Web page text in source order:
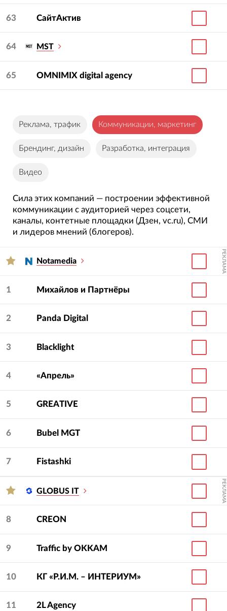
63 СайтАктив
64 MST
65 OMNIMIX digital agency
Реклама, трафик Коммуникации, маркетинг
Брендинг, дизайн Разработка, интеграция
Видео
Сила этих компаний — построении эффективной
коммуникации с аудиторией через соцсети,
каналы, контетные площадки (Дзен, vc.ru), СМИ
и лидеров мнений (блогеров).
Notamedia РЕКЛАМА
1 Михайлов и Партнёры
2 Panda Digital
3 Blacklight
4 «Апрель»
5 GREATIVE
6 Bubel MGT
7 Fistashki
GLOBUS IT РЕКЛАМА
8 CREON
9 Traffic by OKKAM
10 КГ «Р.И.М. – ИНТЕРИУМ»
11 2L Agency